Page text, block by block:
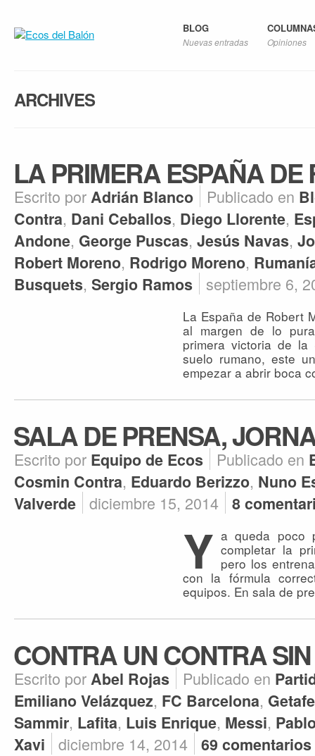
BLOG
Nuevas entradas Opiniones
ARCHIVES
LA PRIMERA ESPAÑA DE
Escrito porAdrián Blanco Publicado en
Contra, Dani Ceballos, Diego Llorente,
Andone, George Puscas, Jesús Navas,
Robert Moreno, Rodrigo Moreno,
Busquets, Sergio Ramos septiembre 6,
La España de Robert
al margen de lo
primera victoria de
suelo rumano, este
empezar a abrir boca
SALA DE PRENSA,
Escrito por Equipo de Ecos Publicado en
Cosmin Contra, Eduardo Berizzo, Nuno
Valverde
diciembre 15, 2014 8
Y a queda poco
completar la
pero los
con la fórmula
equipos. En sala de
CONTRA UN CONTRA
Escrito porAbel Rojas Publicado en
Emiliano Velázquez, FC Barcelona,
Sammir, Lafita, Luis Enrique, Messi,
Xavi
diciembre 14, 2014 69 comentarios